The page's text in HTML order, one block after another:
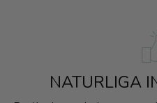
NATURLIGA